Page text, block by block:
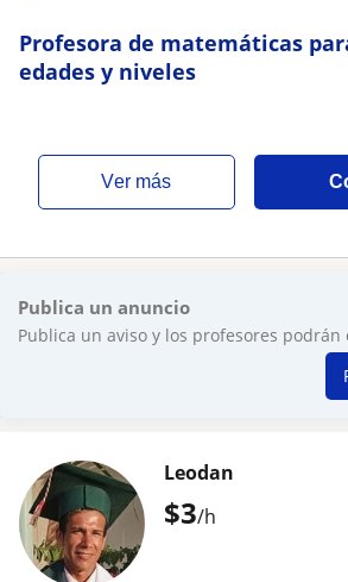
Profesora de matemáticas
edades y niveles
ver más
Publica un anuncio
Publica un aviso y los profesores podrán
$3/h
Leodan